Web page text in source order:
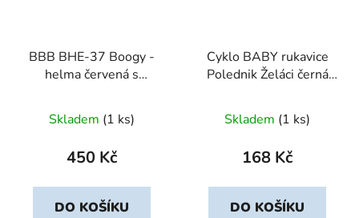
BBB BHE-37 Boogy -
helma červená s
vel.M
Skladem (1 ks)
450 Kč
DO KOŠÍKU
Cyklo BABY rukavice
Polednik Želáci černá
Skladem (1 ks)
168 Kč
DO KOŠÍKU